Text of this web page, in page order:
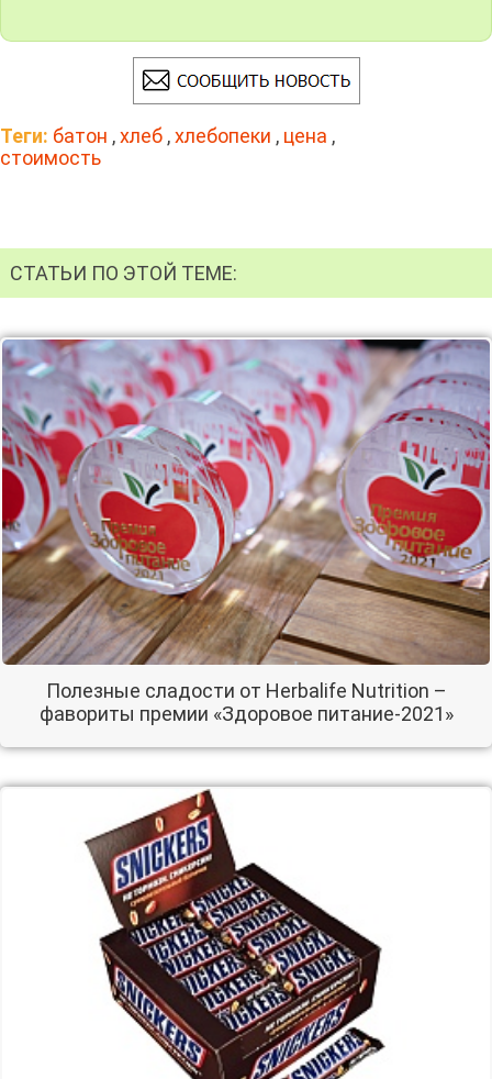
Теги: батон ,хлеб ,хлебопеки , цена ,
стоимость
СТАТЬИ ПО ЭТОЙ ТЕМЕ:
Полезные сладости от Herbalife Nutrition –
фавориты премии «Здоровое питание-2021»